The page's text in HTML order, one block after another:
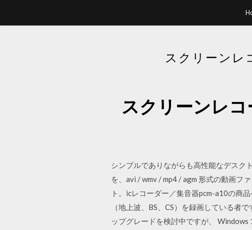
スクリーンレ
スクリーンレ
シンプルでありながらも高性能なデスク
を、avi / wmv / mp4 / agm 形式の動画フ
ト。icレコーダー／集音器pcm-a10の商
（地上波、BS、CS）を録画している者
ップグレードを検討中ですが、